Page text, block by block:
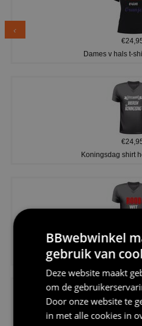
Dames v hals t-
Koningsdag shirt
V-hals shirt rood
BBwebwinkel
gebruik van
Deze website maakt
om de
Door onze website te
in met alle cookies in